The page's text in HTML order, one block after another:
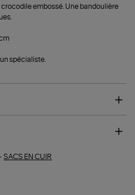
embossé. Une bandoulière
cm
spécialiste.
SACS EN CUIR